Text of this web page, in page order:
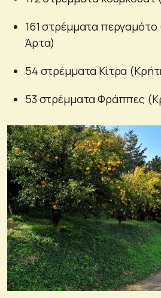
161 στρέμματα
Άρτα)
54 στρέμματα Κίτρα
53 στρέμματα Φράππες